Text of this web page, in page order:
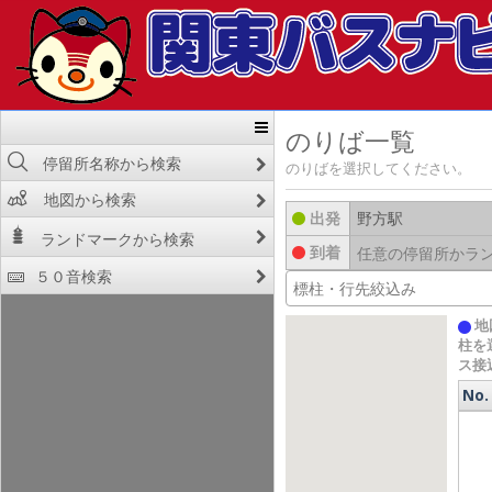
のりば一覧
のりばを選択してください。
出発
到着
地
柱を
ス接
No.
No.
停留所名称から検索
地図から検索
ランドマークから検索
５０音検索